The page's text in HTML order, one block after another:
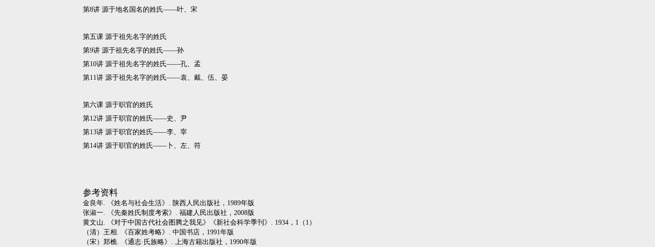
第8讲 源于地名国名的姓氏——叶、宋
第五课 源于祖先名字的姓氏
第9讲 源于祖先名字的姓氏——孙
第10讲 源于祖先名字的姓氏——孔、孟
第11讲 源于祖先名字的姓氏——袁、戴、伍、晏
第六课 源于职官的姓氏
第12讲 源于职官的姓氏——史、尹
第13讲 源于职官的姓氏——李、宰
第14讲 源于职官的姓氏——卜、左、符
参考资料
金良年. 《姓名与社会生活》. 陕西人民出版社，1989年版
张淑一. 《先秦姓氏制度考索》. 福建人民出版社，2008版
黄文山. 《对于中国古代社会图腾之我见》《新社会科学季刊》. 1934，1（1）
（清）王相. 《百家姓考略》. 中国书店，1991年版
（宋）郑樵. 《通志·氏族略》. 上海古籍出版社，1990年版